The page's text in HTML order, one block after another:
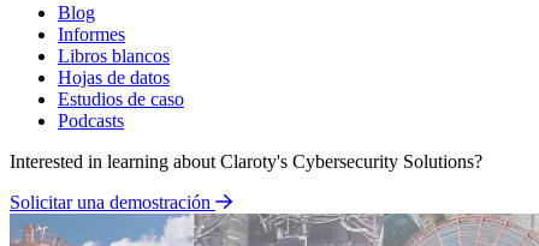
Blog
Informes
Libros blancos
Hojas de datos
Estudios de caso
Podcasts
Interested in learning about Claroty's Cybersecurity Solutions?
Solicitar una demostración